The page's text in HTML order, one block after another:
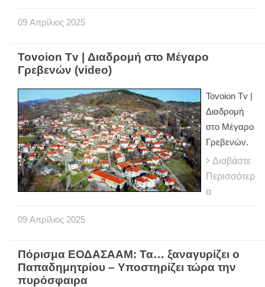
09 Απρίλιος 2025
Tovoion Tv | Διαδρομή στο Μέγαρο
Γρεβενών (video)
Tovoion Tv |
Διαδρομή
στο Μέγαρο
Γρεβενών.
Διαβάστε
Περισσότερ
α
09 Απρίλιος 2025
Πόρισμα ΕΟΔΑΣΑΑΜ: Τα… ξαναγυρίζει ο
Παπαδημητρίου – Υποστηρίζει τώρα την
πυρόσφαιρα